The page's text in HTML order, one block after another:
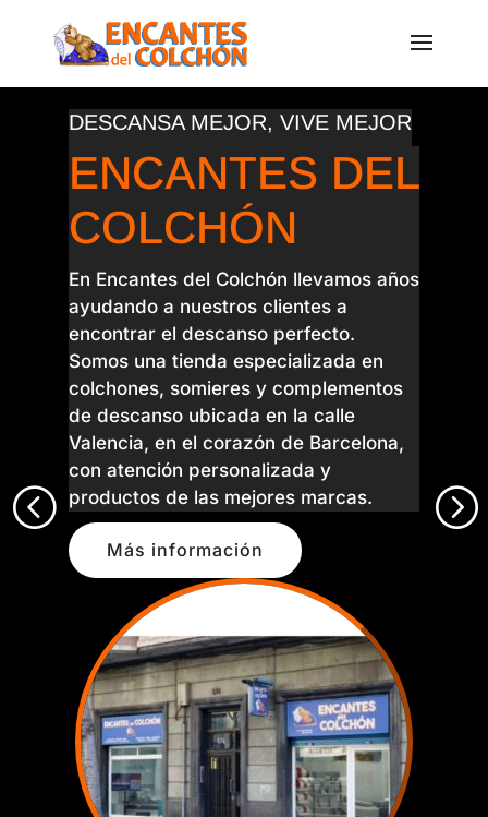
DESCANSA MEJOR, VIVE MEJOR
ENCANTES DEL
COLCHÓN
En Encantes del Colchón llevamos años
ayudando a nuestros clientes a
encontrar el descanso perfecto.
Somos una tienda especializada en
colchones, somieres y complementos
de descanso ubicada en la calle
Valencia, en el corazón de Barcelona,
con atención personalizada y
productos de las mejores marcas.
Más información
< =